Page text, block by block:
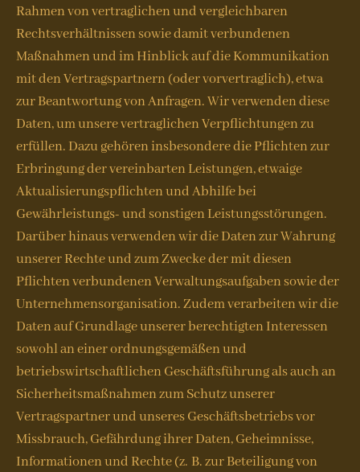
Rahmen von vertraglichen und vergleichbaren
Rechtsverhältnissen sowie damit verbundenen
Maßnahmen und im Hinblick auf die Kommunikation
mit den Vertragspartnern (oder vorvertraglich), etwa
zur Beantwortung von Anfragen. Wir verwenden diese
Daten, um unsere vertraglichen Verpflichtungen zu
erfüllen. Dazu gehören insbesondere die Pflichten zur
Erbringung der vereinbarten Leistungen, etwaige
Aktualisierungspflichten und Abhilfe bei
Gewährleistungs- und sonstigen Leistungsstörungen.
Darüber hinaus verwenden wir die Daten zur Wahrung
unserer Rechte und zum Zwecke der mit diesen
Pflichten verbundenen Verwaltungsaufgaben sowie der
Unternehmensorganisation. Zudem verarbeiten wir die
Daten auf Grundlage unserer berechtigten Interessen
sowohl an einer ordnungsgemäßen und
betriebswirtschaftlichen Geschäftsführung als auch an
Sicherheitsmaßnahmen zum Schutz unserer
Vertragspartner und unseres Geschäftsbetriebs vor
Missbrauch, Gefährdung ihrer Daten, Geheimnisse,
Informationen und Rechte (z. B. zur Beteiligung von